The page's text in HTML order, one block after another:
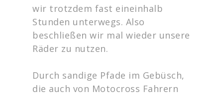
wir trotzdem fast eineinhalb
Stunden unterwegs. Also
beschließen wir mal wieder unsere
Räder zu nutzen.
Durch sandige Pfade im Gebüsch,
die auch von Motocross Fahrern